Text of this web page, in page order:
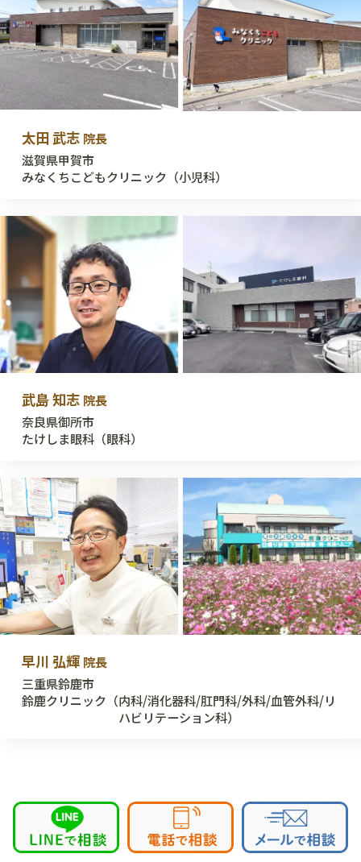
太田 武志 院長
滋賀県甲賀市
みなくちこどもクリニック（小児科）
武島 知志 院長
奈良県御所市
たけしま眼科（眼科）
早川 弘輝 院長
三重県鈴鹿市
鈴鹿クリニック （内科/消化器科/肛門科/外科/血管外科/リ
ハビリテーション科）